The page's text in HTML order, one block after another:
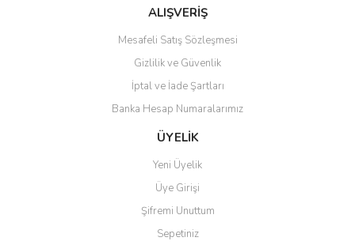
Gönder
ALIŞVERİŞ
Mesafeli Satış Sözleşmesi
Gizlilik ve Güvenlik
İptal ve İade Şartları
Banka Hesap Numaralarımız
ÜYELİK
Yeni Üyelik
Üye Girişi
Şifremi Unuttum
Sepetiniz